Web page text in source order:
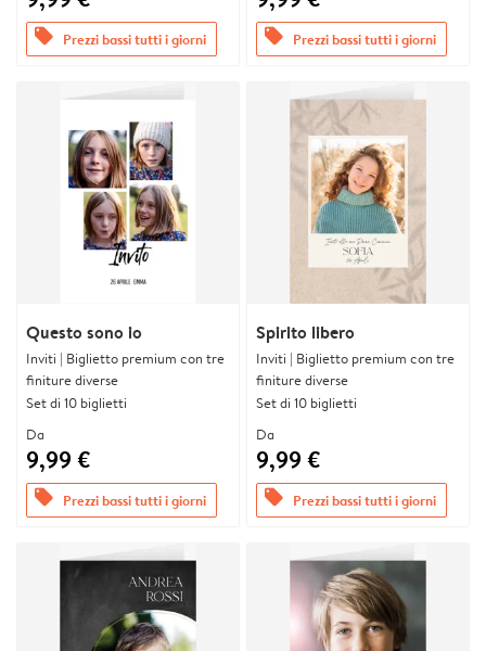
offers Prezzi bassi tutti i giorni offers Prezzi bassi tutti i giorni
Questo sono io
Inviti | Biglietto premium con tre
finiture diverse
Set di 10 biglietti
Da
9,99 €
offers Prezzi bassi tutti i giorni
Spirito libero
Inviti | Biglietto premium con tre
finiture diverse
Set di 10 biglietti
Da
9,99 €
offers Prezzi bassi tutti i giorni